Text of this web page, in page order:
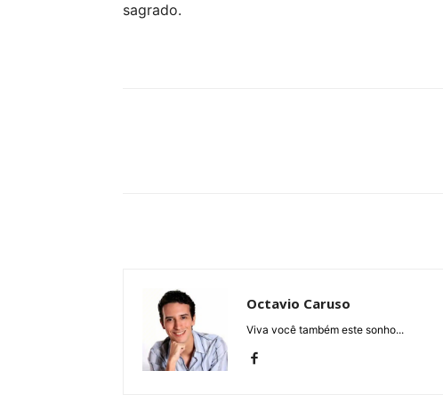
sagrado.
Octavio Caruso
Viva você também este sonho...